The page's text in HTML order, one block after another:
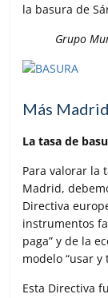
la basura de
Grupo
Más Madrid
La tasa de
Para valorar la
Madrid,
Directiva
instrumentos
paga” y de la
modelo “usar y
Esta Directiva